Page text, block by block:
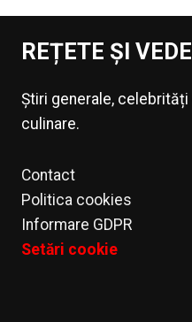
REȚETE ȘI
Știri generale,
culinare.
Contact
Politica cookies
Informare GDPR
Setări cookie